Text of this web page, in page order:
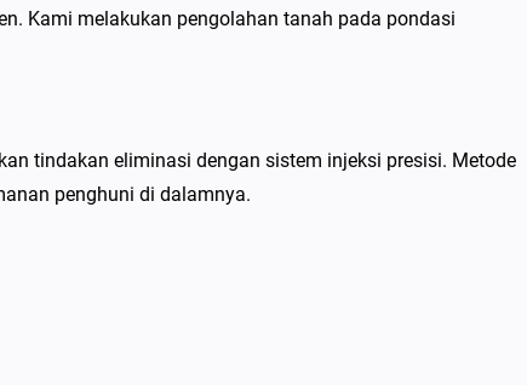
Kami melakukan pengolahan tanah pada pondasi
tindakan eliminasi dengan sistem injeksi presisi. Metode
penghuni di dalamnya.